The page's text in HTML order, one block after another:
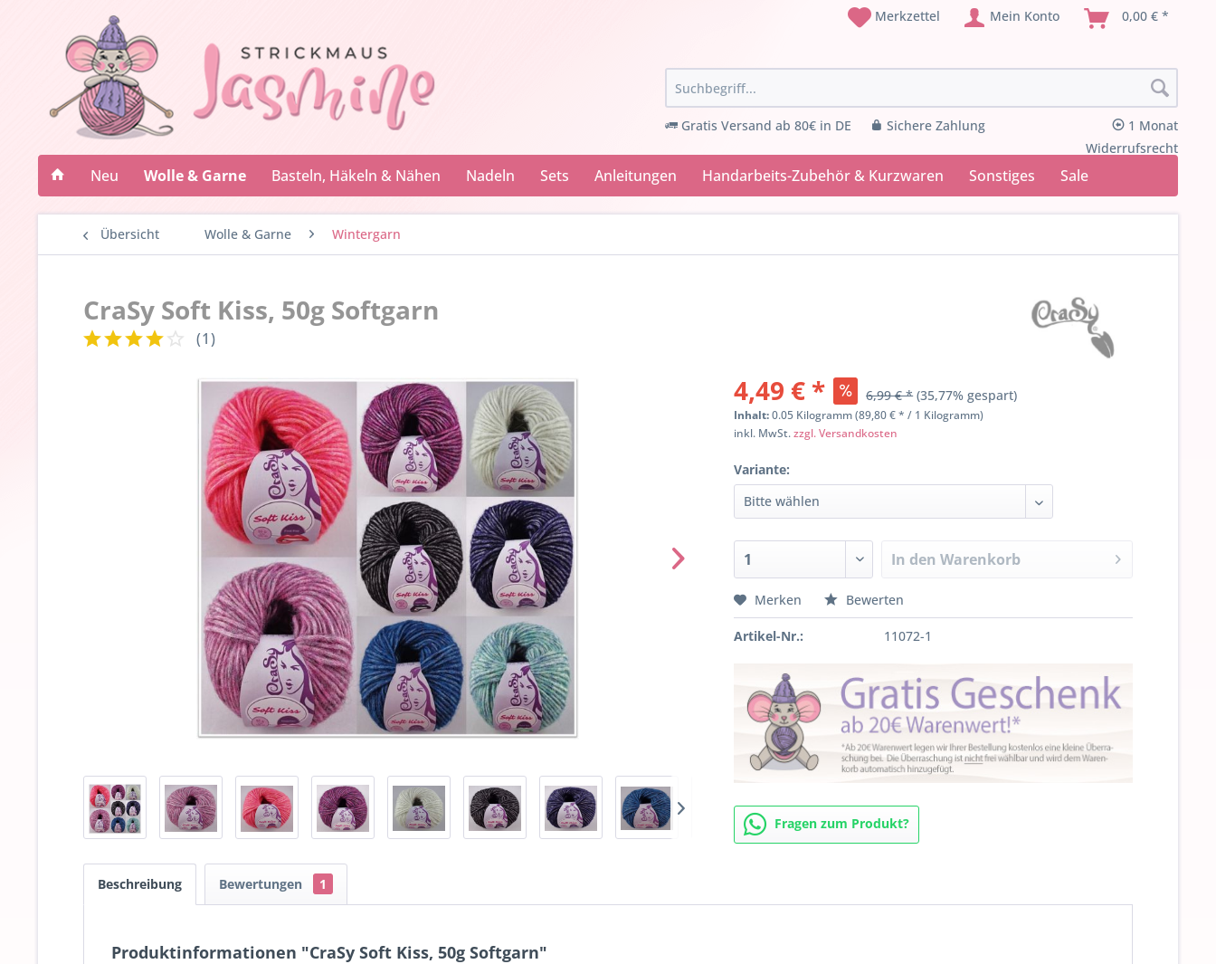
Merkzettel Mein Konto 0,00 € *
Gratis Versand ab 80€ in DE Sichere Zahlung
1 Monat
Widerrufsrecht
Neu Wolle & Garne Basteln, Häkeln & Nähen Nadeln Sets Anleitungen Handarbeits-Zubehör & Kurzwaren Sonstiges Sale
Übersicht Wolle & Garne Wintergarn
CraSy Soft Kiss, 50g Softgarn
(1)
4,49 € * 6,99 € * (35,77% gespart)
Inhalt:0.05 Kilogramm (89,80 € * / 1 Kilogramm)
inkl. MwSt.zzgl. Versandkosten
Variante:
In den Warenkorb
Merken Bewerten
Artikel-Nr.: 11072-1
Fragen zum Produkt?
Beschreibung Bewertungen 1
Produktinformationen "CraSy Soft Kiss, 50g Softgarn"